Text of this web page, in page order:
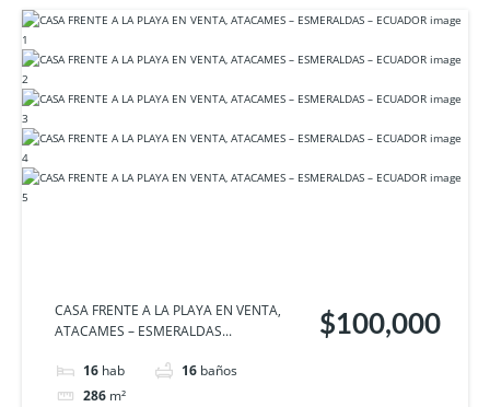
CASA FRENTE A LA PLAYA EN VENTA,
ATACAMES – ESMERALDAS...
16 hab 16 baños
286 m²
$100,000